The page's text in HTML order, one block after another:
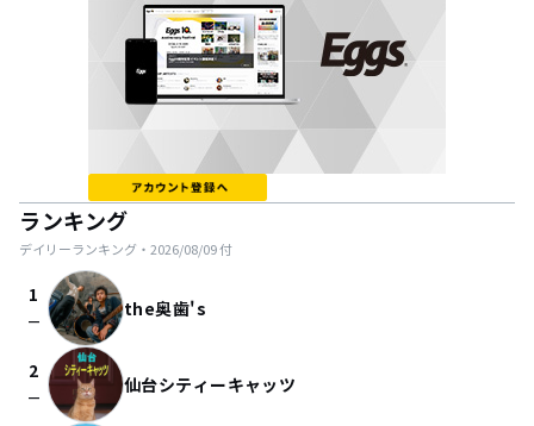
ランキング
デイリーランキング・ 2026/08/09付
1
check_indeterminate_small the奥歯's
2
check_indeterminate_small 仙台シティーキャッツ